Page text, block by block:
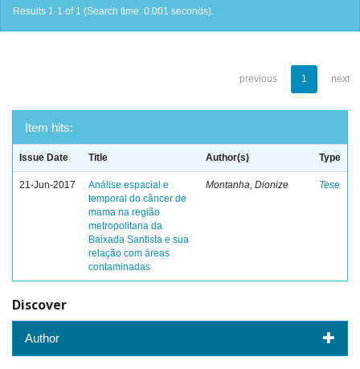
Results 1-1 of 1 (Search time: 0.001 seconds).
previous 1 next
Item hits:
Issue Date Title Author(s) Type
21-Jun-2017
Análise espacial e
temporal do câncer de
mama na região
metropolitana da
Baixada Santista e sua
relação com áreas
contaminadas
Montanha, Dionize Tese
Discover
Author